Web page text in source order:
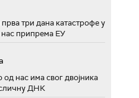
три дана катастрофе у
нас припрема ЕУ
од нас има свог двојника
ДНК